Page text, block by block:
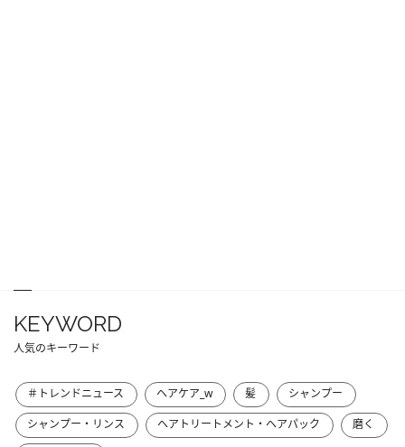
KEYWORD
人気のキーワード
＃トレンドニュース ヘアケア_w 髪
シャンプー
シャンプー・リンス
ヘアトリートメント・ヘアパック
磨く